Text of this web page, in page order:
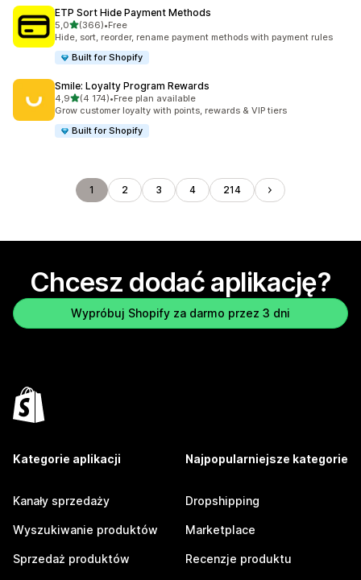
ETP Sort Hide Payment Methods
5,0na 5 gwiazdek
(366)
Łączna liczba recenzji: 366
•Free
Hide, sort, reorder, rename payment methods with payment rules
Built for Shopify
Smile: Loyalty Program Rewards
4,9na 5 gwiazdek
(4 174)
Łączna liczba recenzji: 4174
•Free plan available
Grow customer loyalty with points, rewards & VIP tiers
Built for Shopify
1 2 3 4 214
Chcesz dodać aplikację?
Wypróbuj Shopify za darmo przez 3 dni
Kategorie aplikacji
Kanały sprzedaży
Wyszukiwanie produktów
Sprzedaż produktów
Najpopularniejsze kategorie
Dropshipping
Marketplace
Recenzje produktu